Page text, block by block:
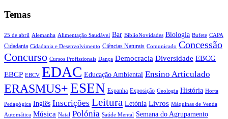
Temas
25 de abril Alemanha Alimentação Saudável Bar BiblioNovidades Biologia Bufete CAPA
Cidadania Cidadania e Desenvolvimento Ciências Naturais Comunicado Concessão
Concurso Cursos Profissionais Dança Democracia Diversidade EBCG
EBCP EBCV EDAC Educação Ambiental Ensino Articulado
ERASMUS+ESEN Espanha Exposição Geologia História Horta
Pedagógica Inglês Inscrições Leitura Letónia Livros Máquinas de Venda
Automática Música Natal Polónia Saúde Mental Semana do Agrupamento